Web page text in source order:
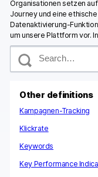
Organisationen setzen
Journey und eine
Datenaktivierung-
um unsere Plattform vor.
S
Other definitions
Kampagnen-Tracking
Klickrate
Keywords
Key Performance